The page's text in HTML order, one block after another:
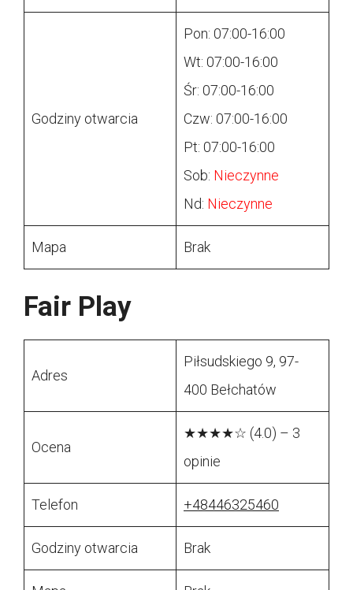
Godziny otwarcia
Pon: 07:00-16:00
Wt: 07:00-16:00
Śr: 07:00-16:00
Czw: 07:00-16:00
Pt: 07:00-16:00
Sob: Nieczynne
Nd: Nieczynne
Mapa Brak
Fair Play
Adres
Piłsudskiego 9, 97-
400 Bełchatów
Ocena
★★★★☆ (4.0) – 3
opinie
Telefon +48446325460
Godziny otwarcia Brak